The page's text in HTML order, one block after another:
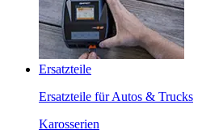
Ersatzteile
Ersatzteile für Autos & Trucks
Karosserien